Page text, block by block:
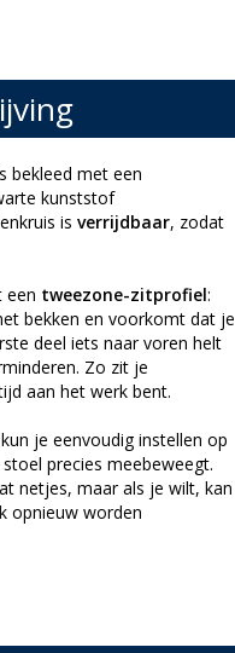
bekleed met een
kunststof
is verrijdbaar, zodat
een tweezone-zitprofiel:
bekken en voorkomt dat je
deel iets naar voren helt
Zo zit je
aan het werk bent.
je eenvoudig instellen op
precies meebeweegt.
netjes, maar als je wilt, kan
opnieuw worden